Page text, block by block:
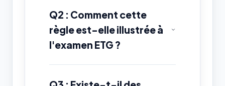
Q2 : Comment cette
règle est-elle illustrée à
l'examen ETG ?